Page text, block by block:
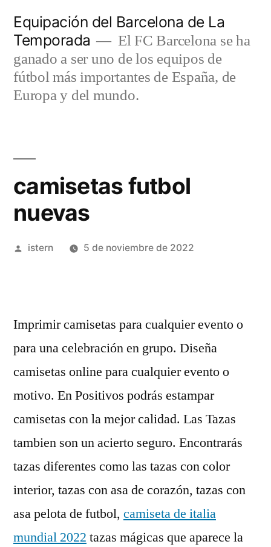
contenido
Equipación del Barcelona de La
Temporada
El FC Barcelona se ha
ganado a ser uno de los equipos de
fútbol más importantes de España, de
Europa y del mundo.
camisetas futbol
nuevas
Publicado
istern 5 de noviembre de 2022
Imprimir camisetas para cualquier evento o
para una celebración en grupo. Diseña
camisetas online para cualquier evento o
motivo. En Positivos podrás estampar
camisetas con la mejor calidad. Las Tazas
tambien son un acierto seguro. Encontrarás
tazas diferentes como las tazas con color
interior, tazas con asa de corazón, tazas con
asa pelota de futbol, camiseta de italia
mundial 2022 tazas mágicas que aparece la